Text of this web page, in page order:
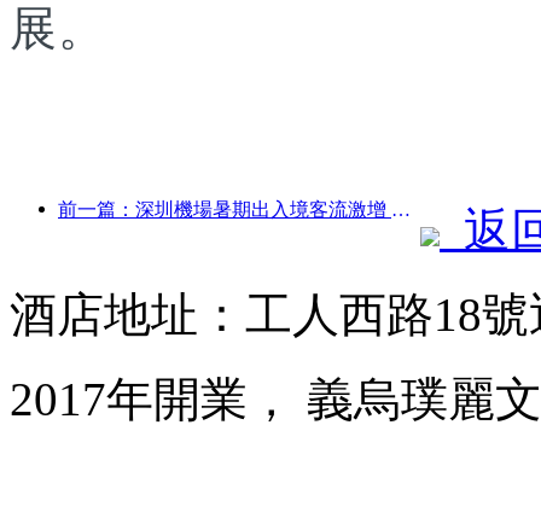
展。
前一篇：深圳機場暑期出入境客流激增 多家外航加密中國航線
返
酒店地址：工人西路18
2017年開業， 義烏璞